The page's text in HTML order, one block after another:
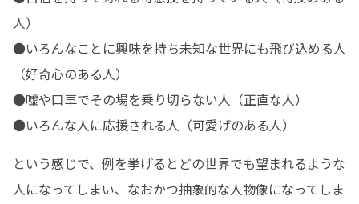
人）
●いろんなことに興味を持ち未知な世界にも飛び込める人
（好奇心のある人）
●嘘や口車でその場を乗り切らない人（正直な人）
●いろんな人に応援される人（可愛げのある人）
という感じで、例を挙げるとどの世界でも望まれるような
人になってしまい、なおかつ抽象的な人物像になってしま